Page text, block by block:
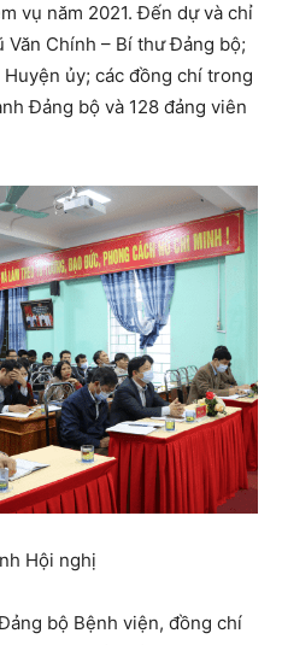
vụ năm 2021. Đến dự và chỉ
Chính – Bí thư Đảng bộ;
ủy; các đồng chí trong
Đảng bộ và 128 đảng viên
Hội nghị
bộ Bệnh viện, đồng chí